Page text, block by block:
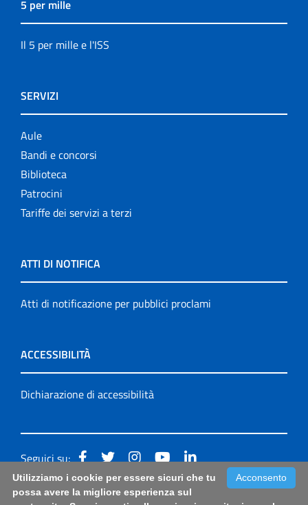
5 per mille
Il 5 per mille e l'ISS
SERVIZI
Aule
Bandi e concorsi
Biblioteca
Patrocini
Tariffe dei servizi a terzi
ATTI DI NOTIFICA
Atti di notificazione per pubblici proclami
ACCESSIBILITÀ
Dichiarazione di accessibilità
Seguici su:
Accessibilità: form di segnalazione di prima istanza per
Acconsento
Utilizziamo i cookie per essere sicuri che tu
possa avere la migliore esperienza sul